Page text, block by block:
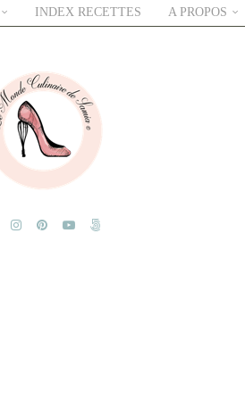
INDEX RECETTES A PROPOS